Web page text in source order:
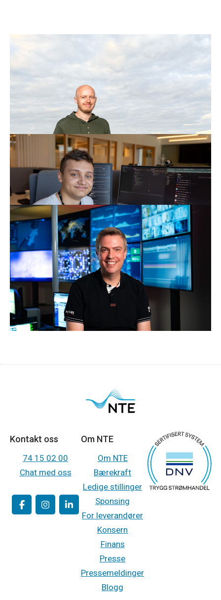
Terje liker når ting blir gjort – ikke bare
Hos NTE handler digitalisering ikke bare om teknologi,
men om mennesker som tør å utfordre vaner. Terje
Sakariassen er en av dem.
Les mer om Terje
Førstemann ut
Emil Rognan Skjetne kan smykke seg med å være en
av de første i landet med fagbrev i IT-utvikling.
Les mer om Emil
Fra Telenor til NTE – 27 år i telekom
– Det er ikke alle arbeidsgivere som gir deg
muligheten til å utvikle deg videre. Hos NTE får vi det.
Å gi folk muligheten til livslang læring er veldig viktig.
Les mer om Terje
Kontakt oss
74 15 02 00
Chat med oss
Om NTE
Om NTE
Bærekraft
Ledige stillinger
Sponsing
For leverandører
Konsern
Finans
Presse
Pressemeldinger
Blogg